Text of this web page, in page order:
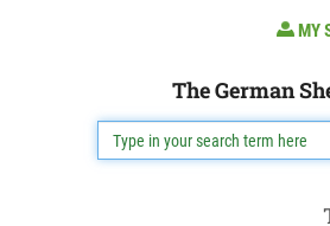
MY
The German